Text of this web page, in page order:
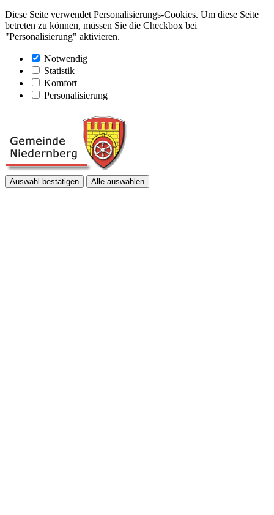
Diese Seite verwendet Personalisierungs-Cookies. Um diese Seite
betreten zu können, müssen Sie die Checkbox bei
"Personalisierung" aktivieren.
Notwendig
Statistik
Komfort
Personalisierung
Auswahl bestätigen Alle auswählen